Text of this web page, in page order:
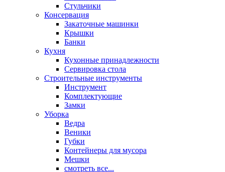
Стульчики
Консервация
Закаточные машинки
Крышки
Банки
Кухня
Кухонные принадлежности
Сервировка стола
Строительные инструменты
Инструмент
Комплектующие
Замки
Уборка
Ведра
Веники
Губки
Контейнеры для мусора
Мешки
смотреть все...